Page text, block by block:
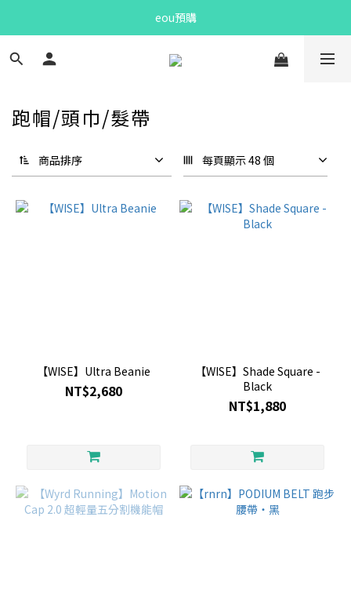
Bandit Summer
eou預購
Bandit Summer
跑帽/頭巾/髮帶
商品排序 每頁顯示 48 個
【WISE】Ultra Beanie
NT$2,680
【WISE】Shade Square -
Black
NT$1,880